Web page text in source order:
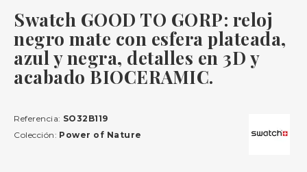
Swatch GOOD TO GORP: reloj
negro mate con esfera plateada,
azul y negra, detalles en 3D y
acabado BIOCERAMIC.
Referencia: SO32B119
Colección: Power of Nature